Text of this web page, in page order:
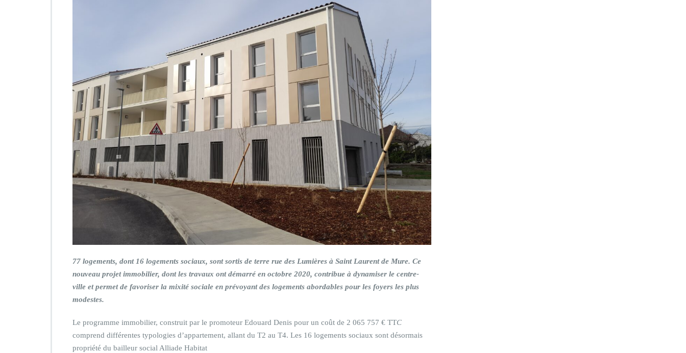
77 logements, dont 16 logements sociaux, sont sortis de terre rue des Lumières à Saint Laurent de Mure. Ce
nouveau projet immobilier, dont les travaux ont démarré en octobre 2020, contribue à dynamiser le centre-
ville et permet de favoriser la mixité sociale en prévoyant des logements abordables pour les foyers les plus
modestes.
Le programme immobilier, construit par le promoteur Edouard Denis pour un coût de 2 065 757 € TTC
comprend différentes typologies d’appartement, allant du T2 au T4. Les 16 logements sociaux sont désormais
propriété du bailleur social Alliade Habitat